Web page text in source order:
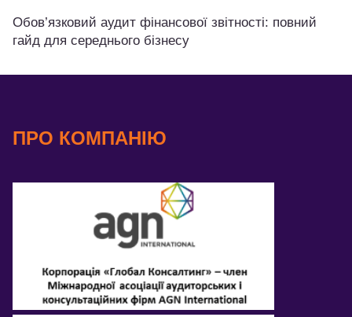
Обов’язковий аудит фінансової звітності: повний
гайд для середнього бізнесу
ПРО КОМПАНІЮ